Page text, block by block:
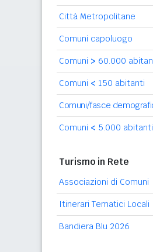
Città Metropolitane
Comuni capoluogo
Comuni > 60.000
Comuni < 150 abitanti
Comuni/fasce
Comuni < 5.000 abitanti
Turismo in Rete
Associazioni di Comuni
Itinerari Tematici Locali
Bandiera Blu 2026